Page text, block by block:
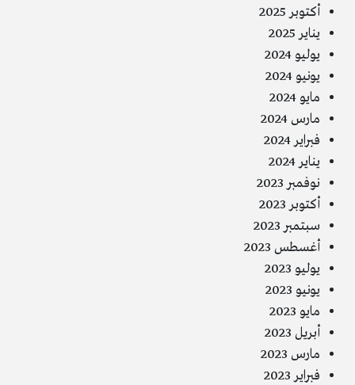
أكتوبر 2025
يناير 2025
يوليو 2024
يونيو 2024
مايو 2024
مارس 2024
فبراير 2024
يناير 2024
نوفمبر 2023
أكتوبر 2023
سبتمبر 2023
أغسطس 2023
يوليو 2023
يونيو 2023
مايو 2023
أبريل 2023
مارس 2023
فبراير 2023